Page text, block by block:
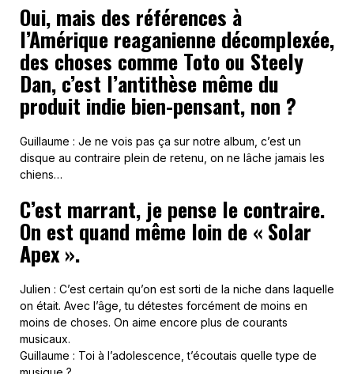
Oui, mais des références à
l’Amérique reaganienne décomplexée,
des choses comme Toto ou Steely
Dan, c’est l’antithèse même du
produit indie bien-pensant, non ?
Guillaume : Je ne vois pas ça sur notre album, c’est un
disque au contraire plein de retenu, on ne lâche jamais les
chiens…
C’est marrant, je pense le contraire.
On est quand même loin de « Solar
Apex ».
Julien : C’est certain qu’on est sorti de la niche dans laquelle
on était. Avec l’âge, tu détestes forcément de moins en
moins de choses. On aime encore plus de courants
musicaux.
Guillaume : Toi à l’adolescence, t’écoutais quelle type de